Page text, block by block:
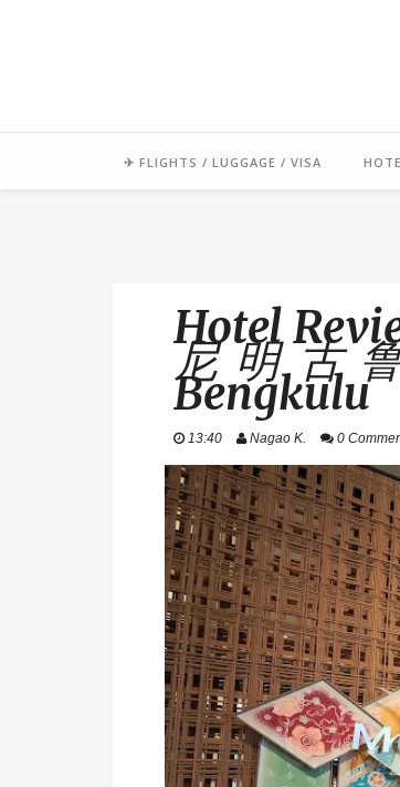
✈ FLIGHTS / LUGGAGE / VISA
Hotel
尼明古
Bengkulu
13:40 Nagao K. 0